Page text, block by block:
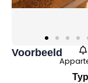
Voorbeeld